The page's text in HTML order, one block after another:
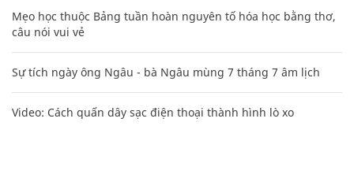
Mẹo học thuộc Bảng tuần hoàn nguyên tố hóa học bằng thơ,
câu nói vui vẻ
Sự tích ngày ông Ngâu - bà Ngâu mùng 7 tháng 7 âm lịch
Video: Cách quấn dây sạc điện thoại thành hình lò xo